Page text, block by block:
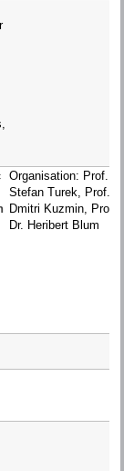
Organisation: Prof. Dr.
Stefan Turek, Prof. Dr.
Dmitri Kuzmin, Prof.
Dr. Heribert Blum